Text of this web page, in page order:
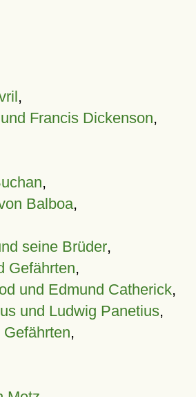
,
Francis Dickenson,
,
Balboa,
seine Brüder,
Gefährten,
und Edmund Catherick,
und Ludwig Panetius,
,